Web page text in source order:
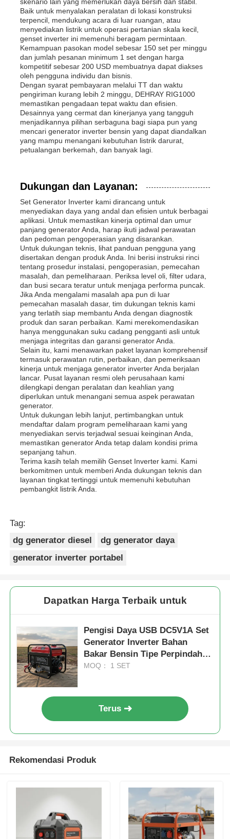
Baik untuk menyalakan peralatan di lokasi konstruksi
terpencil, mendukung acara di luar ruangan, atau
menyediakan listrik untuk operasi pertanian skala kecil,
genset inverter ini memenuhi beragam permintaan.
Kemampuan pasokan model sebesar 150 set per minggu
dan jumlah pesanan minimum 1 set dengan harga
kompetitif sebesar 200 USD membuatnya dapat diakses
oleh pengguna individu dan bisnis.
Dengan syarat pembayaran melalui TT dan waktu
pengiriman kurang lebih 2 minggu, DEHRAY RIG1000
memastikan pengadaan tepat waktu dan efisien.
Desainnya yang cermat dan kinerjanya yang tangguh
menjadikannya pilihan serbaguna bagi siapa pun yang
mencari generator inverter bensin yang dapat diandalkan
yang mampu menangani kebutuhan listrik darurat,
petualangan berkemah, dan banyak lagi.
Dukungan dan Layanan:
Set Generator Inverter kami dirancang untuk
menyediakan daya yang andal dan efisien untuk berbagai
aplikasi. Untuk memastikan kinerja optimal dan umur
panjang generator Anda, harap ikuti jadwal perawatan
dan pedoman pengoperasian yang disarankan.
Untuk dukungan teknis, lihat panduan pengguna yang
disertakan dengan produk Anda. Ini berisi instruksi rinci
tentang prosedur instalasi, pengoperasian, pemecahan
masalah, dan pemeliharaan. Periksa level oli, filter udara,
dan busi secara teratur untuk menjaga performa puncak.
Jika Anda mengalami masalah apa pun di luar
pemecahan masalah dasar, tim dukungan teknis kami
yang terlatih siap membantu Anda dengan diagnostik
produk dan saran perbaikan. Kami merekomendasikan
hanya menggunakan suku cadang pengganti asli untuk
menjaga integritas dan garansi generator Anda.
Selain itu, kami menawarkan paket layanan komprehensif
termasuk perawatan rutin, perbaikan, dan pemeriksaan
kinerja untuk menjaga generator inverter Anda berjalan
lancar. Pusat layanan resmi oleh perusahaan kami
dilengkapi dengan peralatan dan keahlian yang
diperlukan untuk menangani semua aspek perawatan
generator.
Untuk dukungan lebih lanjut, pertimbangkan untuk
mendaftar dalam program pemeliharaan kami yang
menyediakan servis terjadwal sesuai keinginan Anda,
memastikan generator Anda tetap dalam kondisi prima
sepanjang tahun.
Terima kasih telah memilih Genset Inverter kami. Kami
berkomitmen untuk memberi Anda dukungan teknis dan
layanan tingkat tertinggi untuk memenuhi kebutuhan
pembangkit listrik Anda.
Tag:
dg generator diesel
dg generator daya
generator inverter portabel
Dapatkan Harga Terbaik untuk
Pengisi Daya USB DC5V1A Set
Generator Inverter Bahan
Bakar Bensin Tipe Perpindahan
53.2ML Portabel dan Daya
MOQ： 1 SET
Terus
Rekomendasi Produk